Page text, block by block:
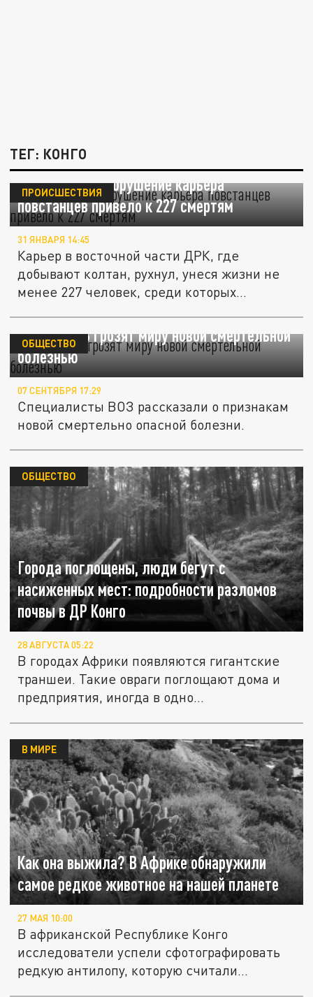
ТЕГ: КОНГО
Конго в шоке: обрушение карьера
повстанцев привело к 227 смертям
ПРОИСШЕСТВИЯ
31 ЯНВАРЯ 14:45
Карьер в восточной части ДРК, где
добывают колтан, рухнул, унеся жизни не
менее 227 человек, среди которых...
Ученые ВОЗ грозят миру новой смертельной
болезнью
ОБЩЕСТВО
07 СЕНТЯБРЯ 17:29
Специалисты ВОЗ рассказали о признакам
новой смертельно опасной болезни.
Города поглощены, люди бегут с
насиженных мест: подробности разломов
почвы в ДР Конго
ОБЩЕСТВО
28 АВГУСТА 05:22
В городах Африки появляются гигантские
траншеи. Такие овраги поглощают дома и
предприятия, иногда в одно...
Как она выжила? В Африке обнаружили
самое редкое животное на нашей планете
В МИРЕ
27 МАЯ 10:00
В африканской Республике Конго
исследователи успели сфотографировать
редкую антилопу, которую считали...